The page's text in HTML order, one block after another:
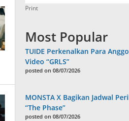
Print
Most Popular
TUIDE Perkenalkan Para
Video “GRLS”
posted on 08/07/2026
MONSTA X Bagikan Jadwal
“The Phase”
posted on 08/07/2026